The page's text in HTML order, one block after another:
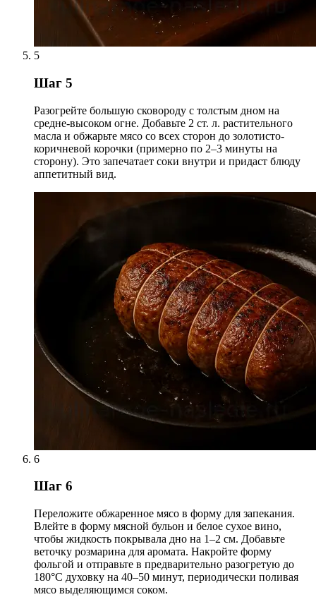
5
Шаг 5
Разогрейте большую сковороду с толстым дном на
средне-высоком огне. Добавьте 2 ст. л. растительного
масла и обжарьте мясо со всех сторон до золотисто-
коричневой корочки (примерно по 2–3 минуты на
сторону). Это запечатает соки внутри и придаст блюду
аппетитный вид.
6
Шаг 6
Переложите обжаренное мясо в форму для запекания.
Влейте в форму мясной бульон и белое сухое вино,
чтобы жидкость покрывала дно на 1–2 см. Добавьте
веточку розмарина для аромата. Накройте форму
фольгой и отправьте в предварительно разогретую до
180°C духовку на 40–50 минут, периодически поливая
мясо выделяющимся соком.